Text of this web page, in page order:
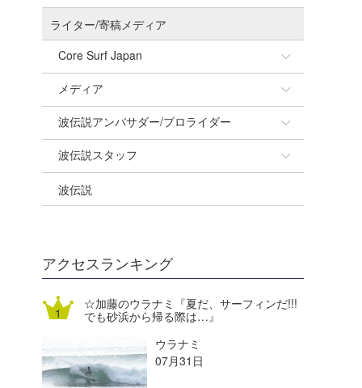
ライター/寄稿メディア
Core Surf Japan
Naoya Kimoto
mitsuteru Kamio
Yasunari Inoue
Yoshiyuki Obata
DELTA FORCE SURF
熊谷素子
メディア
SURFMEDIA
Colors MAGAZINE
WAVAL
波伝説アンバサダー/プロライダー
福島寿実子
中浦“JET”章
進士剛光
植村未来
NOBUFUKU
波伝説スタッフ
☆加藤
Aichan
ECE
G◎Da
波伝説
アクセスランキング
☆加藤のウラナミ『夏だ、サーフィンだ!!!
でも砂浜から帰る際は…』
ウラナミ
07月31日